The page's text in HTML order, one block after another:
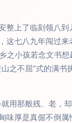
整上了临刻领八
这七八九年闯过
之小孩若念文书
之不屈”式的满书
用那般残、老，
厚是真倔不倒属